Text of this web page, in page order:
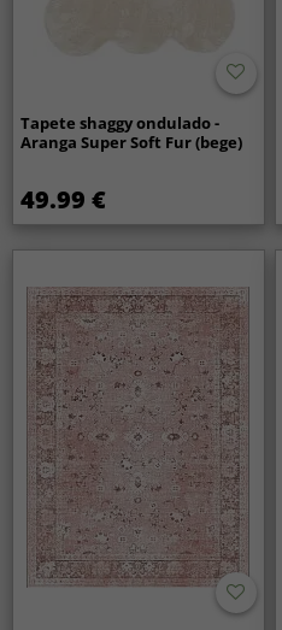
Tapete shaggy ondulado -
Aranga Super Soft Fur (bege)
49.99 €